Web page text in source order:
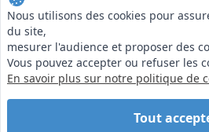
Nous utilisons des cookies pour
du site,
mesurer l'audience et proposer des
Vous pouvez accepter ou refuser les
En savoir plus sur notre politique de
Tout
N°VERT : 0800 00 80 89
EN SAVOIR PLUS